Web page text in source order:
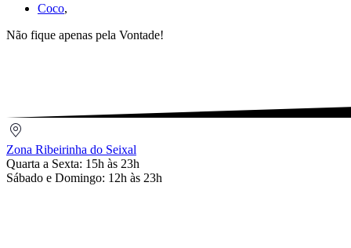
Coco
3,00/unidade
Coco,
Não fique apenas pela Vontade!
do
Seixal
Zona Ribeirinha do Seixal
Quarta a Sexta: 15h às 23h
Sábado e Domingo: 12h às 23h